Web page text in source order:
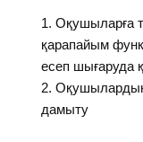
Оқушыларға
қарапайым
есеп шығаруда
Оқушылардың
дамыту